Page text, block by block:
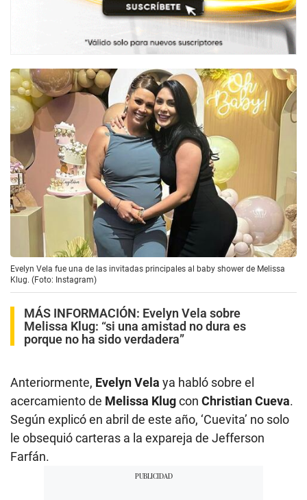
Evelyn Vela fue una de las invitadas principales al baby shower de Melissa
Klug. (Foto: Instagram)
MÁS INFORMACIÓN: Evelyn Vela sobre
Melissa Klug: “si una amistad no dura es
porque no ha sido verdadera”
Anteriormente, Evelyn Vela ya habló sobre el
acercamiento de Melissa Klugcon Christian Cueva.
Según explicó en abril de este año, ‘Cuevita’ no solo
le obsequió carteras a la expareja de Jefferson
Farfán.